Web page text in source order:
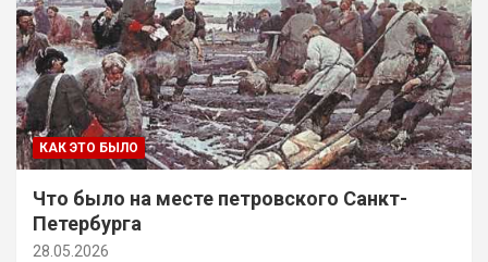
КАК ЭТО БЫЛО
Что было на месте петровского Санкт-
Петербурга
28.05.2026